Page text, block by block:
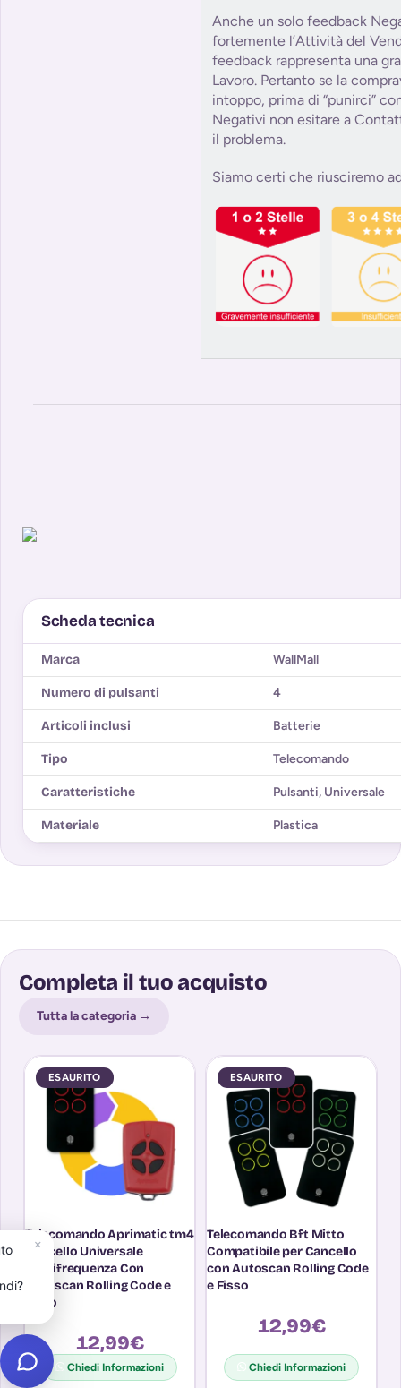
Anche un solo feedback
fortemente l’Attività del
feedback rappresenta una
Lavoro. Pertanto se la
intoppo, prima di “punirci”
Negativi non esitare a
il problema.
Siamo certi che riusciremo
Scheda tecnica
Marca WallMall
Numero di pulsanti 4
Articoli inclusi Batterie
Tipo Telecomando
Caratteristiche Pulsanti, Universale
Materiale Plastica
Completa il tuo acquisto
Tutta la categoria →
ESAURITO
Telecomando Aprimatic tm4
Cancello Universale
Multifrequenza Con
Autoscan Rolling Code e
Fisso
12,99€
Chiedi Informazioni
ESAURITO
Telecomando Bft Mitto
Compatibile per Cancello
con Autoscan Rolling Code
e Fisso
12,99€
Chiedi Informazioni
×